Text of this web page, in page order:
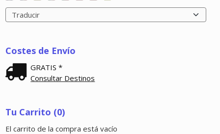
Costes de Envío
GRATIS *
Consultar Destinos
Tu Carrito (0)
El carrito de la compra está vacío